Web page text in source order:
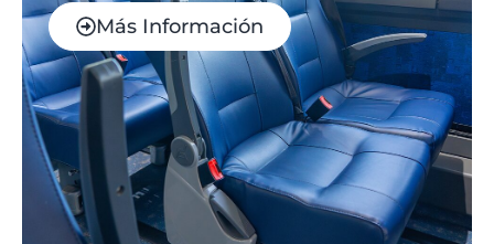
Más Información